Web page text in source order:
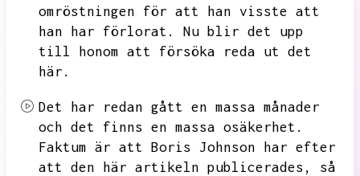
omröstningen för att han visste att
han har förlorat.
Nu blir det upp
till honom att försöka reda ut det
här.
Det har redan gått en massa månader
och det finns en massa osäkerhet.
Faktum är att Boris Johnson har efter
att den här artikeln publicerades,
så